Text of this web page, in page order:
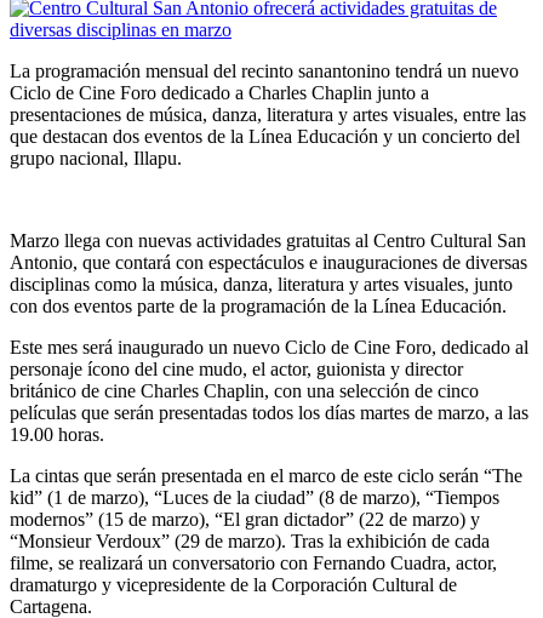
La programación mensual del recinto sanantonino tendrá un nuevo
Ciclo de Cine Foro dedicado a Charles Chaplin junto a
presentaciones de música, danza, literatura y artes visuales, entre las
que destacan dos eventos de la Línea Educación y un concierto del
grupo nacional, Illapu.
Marzo llega con nuevas actividades gratuitas al Centro Cultural San
Antonio, que contará con espectáculos e inauguraciones de diversas
disciplinas como la música, danza, literatura y artes visuales, junto
con dos eventos parte de la programación de la Línea Educación.
Este mes será inaugurado un nuevo Ciclo de Cine Foro, dedicado al
personaje ícono del cine mudo, el actor, guionista y director
británico de cine Charles Chaplin, con una selección de cinco
películas que serán presentadas todos los días martes de marzo, a las
19.00 horas.
La cintas que serán presentada en el marco de este ciclo serán “The
kid” (1 de marzo), “Luces de la ciudad” (8 de marzo), “Tiempos
modernos” (15 de marzo), “El gran dictador” (22 de marzo) y
“Monsieur Verdoux” (29 de marzo). Tras la exhibición de cada
filme, se realizará un conversatorio con Fernando Cuadra, actor,
dramaturgo y vicepresidente de la Corporación Cultural de
Cartagena.